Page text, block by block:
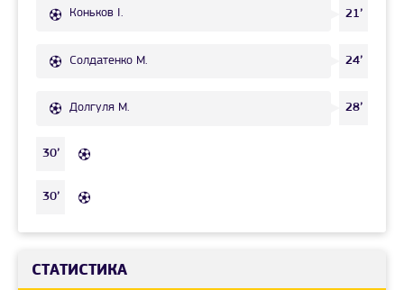
Коньков І. 21’
Солдатенко М. 24’
Долгуля М. 28’
30’
30’
СТАТИСТИКА